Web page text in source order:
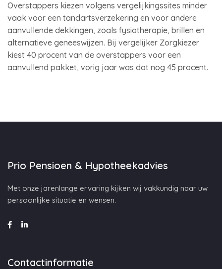
Overstappers kiezen volgens vergelijkingssites minder
vaak voor een tandartsverzekering en voor andere
aanvullende dekkingen, zoals fysiotherapie, brillen en
alternatieve geneeswijzen. Bij vergelijker Zorgkiezer
kiest 40 procent van de overstappers voor een
aanvullend pakket, vorig jaar was dat nog 45 procent.
Prio Pensioen & Hypotheekadvies
Met onze jarenlange ervaring kijken wij vakkundig naar uw
persoonlijke situatie en wensen.
Contactinformatie